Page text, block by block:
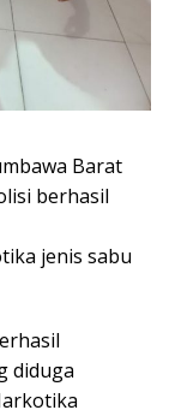
Barat
berhasil
jenis sabu
diduga